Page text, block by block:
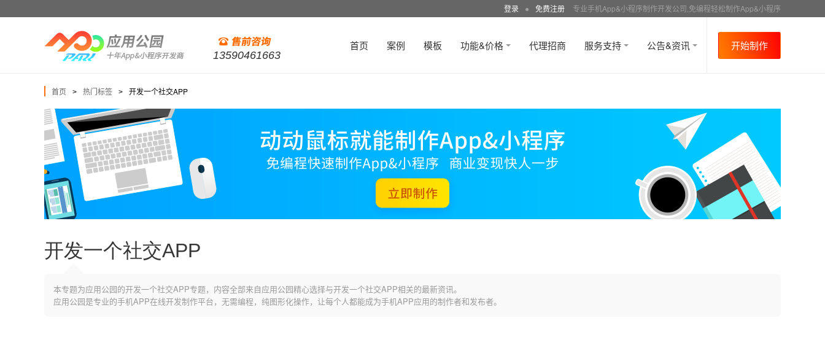
登录 ● 免费注册 专业手机App&小程序制作开发公司,免编程轻松制作App&小程序
13590461663
首页 案例 模板 功能&价格 代理招商 服务支持 公告&资讯 开始制作
首页 > 热门标签 > 开发一个社交APP
开发一个社交APP
本专题为应用公园的开发一个社交APP专题，内容全部来自应用公园精心选择与开发一个社交APP相关的最新资讯。
应用公园是专业的手机APP在线开发制作平台，无需编程，纯图形化操作，让每个人都能成为手机APP应用的制作者和发布者。